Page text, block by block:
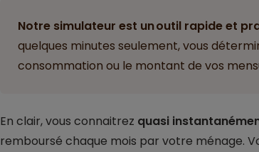
Notre simulateur est un outil rapide et
quelques minutes seulement, vous
consommation ou le montant de vos
En clair, vous connaitrez quasi
remboursé chaque mois par votre ménage.